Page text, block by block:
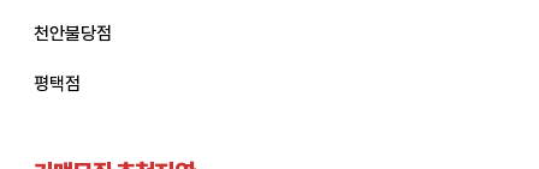
광주첨단점
천안불당점
평택점